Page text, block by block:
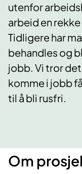
utenfor
arbeid en
Tidligere har
behandles og
jobb. Vi tror
komme i jobb
til å bli rusfri.
Om